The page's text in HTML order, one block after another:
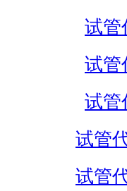
试管
试管
试管
试管
试管